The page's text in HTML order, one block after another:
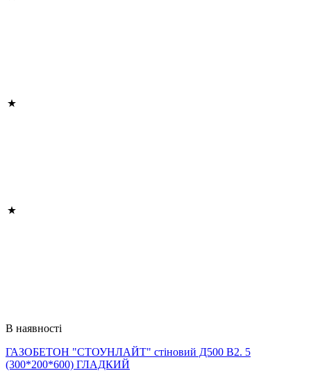
В наявності
ГАЗОБЕТОН "СТОУНЛАЙТ" стіновий Д500 В2. 5
(300*200*600) ГЛАДКИЙ